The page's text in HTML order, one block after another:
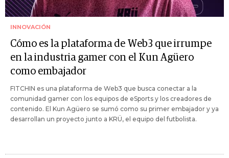
INNOVACIÓN
Cómo es la plataforma de Web3 que irrumpe
en la industria gamer con el Kun Agüero
como embajador
FITCHIN es una plataforma de Web3 que busca conectar a la
comunidad gamer con los equipos de eSports y los creadores de
contenido. El Kun Agüero se sumó como su primer embajador y ya
desarrollan un proyecto junto a KRÜ, el equipo del futbolista.